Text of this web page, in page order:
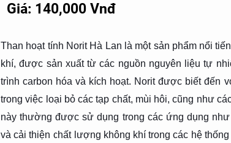
Giá: 140,000 Vnđ
Than hoạt tính Norit Hà Lan là một sản phẩm nổi
khí, được sản xuất từ các nguồn nguyên liệu tự
trình carbon hóa và kích hoạt. Norit được biết đến
trong việc loại bỏ các tạp chất, mùi hôi, cũng như
này thường được sử dụng trong các ứng dụng
và cải thiện chất lượng không khí trong các hệ